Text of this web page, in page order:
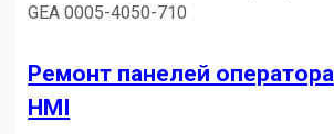
GEA 0005-4050-710
Ремонт панелей оператора
HMI